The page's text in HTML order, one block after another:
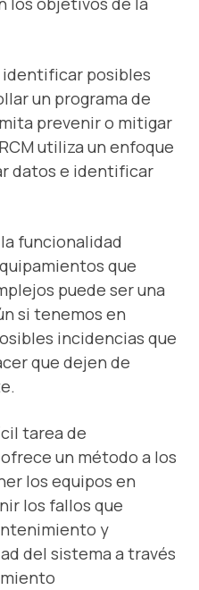
identificar posibles
un programa de
prevenir o mitigar
utiliza un enfoque
datos e identificar
funcionalidad
que
puede ser una
si tenemos en
incidencias que
que dejen de
tarea de
un método a los
los equipos en
los fallos que
y
del sistema a través